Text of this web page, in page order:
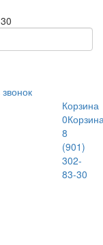
Корзина
0
8
(901)
302-
83-30